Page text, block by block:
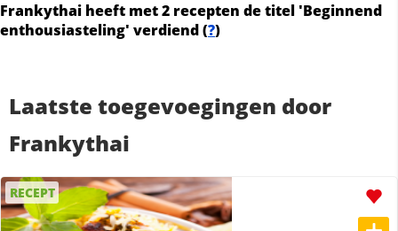
Frankythai heeft met 2 recepten de titel 'Beginnend
enthousiasteling' verdiend (?)
Laatste toegevoegingen door
Frankythai
RECEPT